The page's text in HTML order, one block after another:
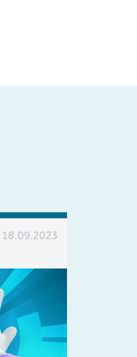
18.09.2023